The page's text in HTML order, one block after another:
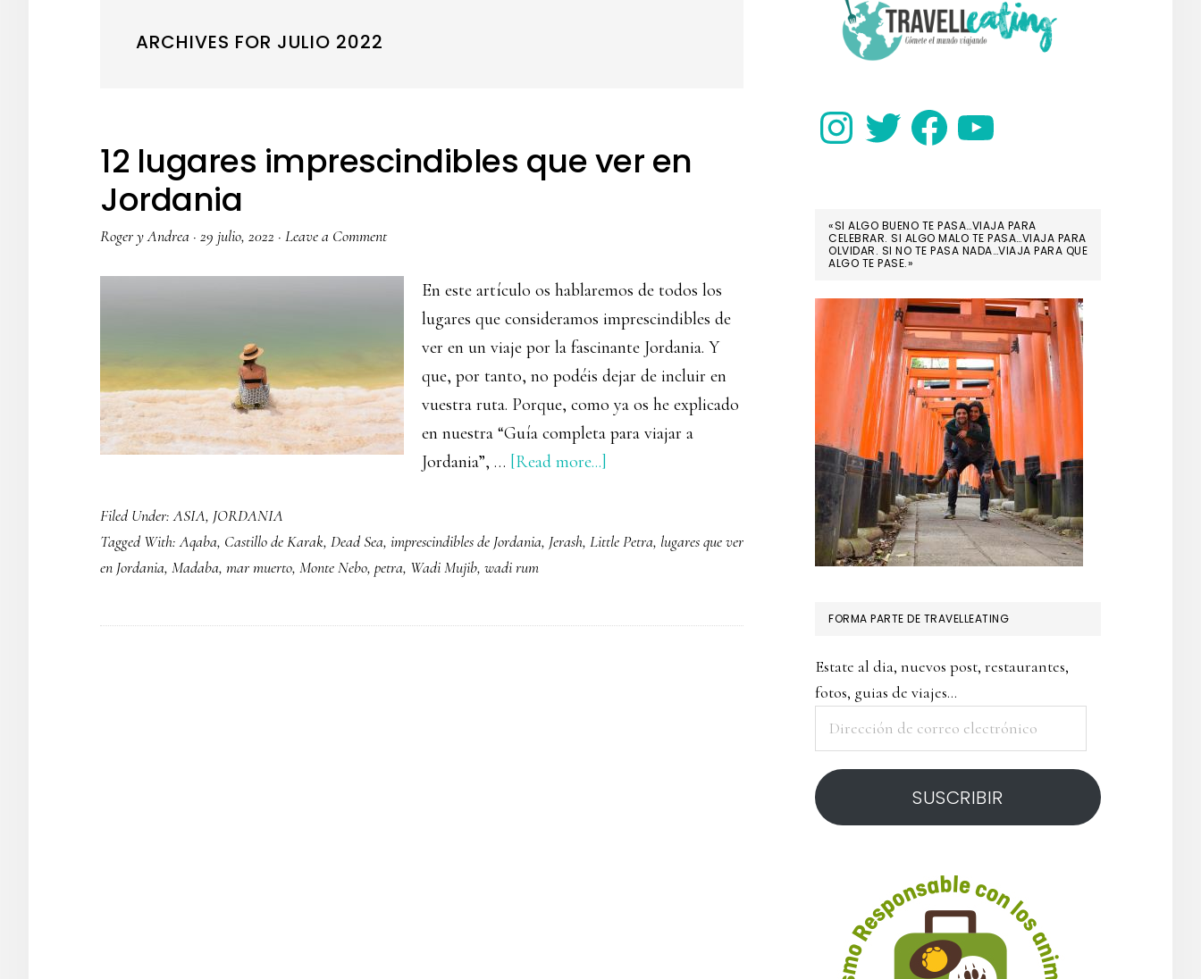
ARCHIVES FOR JULIO 2022
12 lugares imprescindibles que ver en
Jordania
Roger y Andrea · 29 julio, 2022 · Leave a Comment
En este artículo os hablaremos de todos los
lugares que consideramos imprescindibles de
ver en un viaje por la fascinante Jordania. Y
que, por tanto, no podéis dejar de incluir en
vuestra ruta. Porque, como ya os he explicado
en nuestra “Guía completa para viajar a
Jordania”, … [Read more...]
imprescindibles
en
Filed Under:ASIA, JORDANIA
Tagged With:Aqaba, Castillo de Karak, Dead Sea, imprescindibles de Jordania, Jerash, Little Petra, lugares que ver
en Jordania, Madaba, mar muerto, Monte Nebo, petra, Wadi Mujib, wadi rum
SIDEBAR
InstagramTwitter FacebookYouTube
«SI ALGO BUENO TE PASA…VIAJA PARA
CELEBRAR. SI ALGO MALO TE PASA…VIAJA PARA
OLVIDAR. SI NO TE PASA NADA…VIAJA PARA QUE
ALGO TE PASE.»
FORMA PARTE DE TRAVELLEATING
Estate al dia, nuevos post, restaurantes,
fotos, guias de viajes...
correo
electrónico
SUSCRIBIR